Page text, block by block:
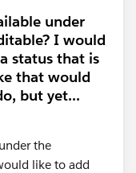
under
I would
status that is
that would
but yet...
the
like to add